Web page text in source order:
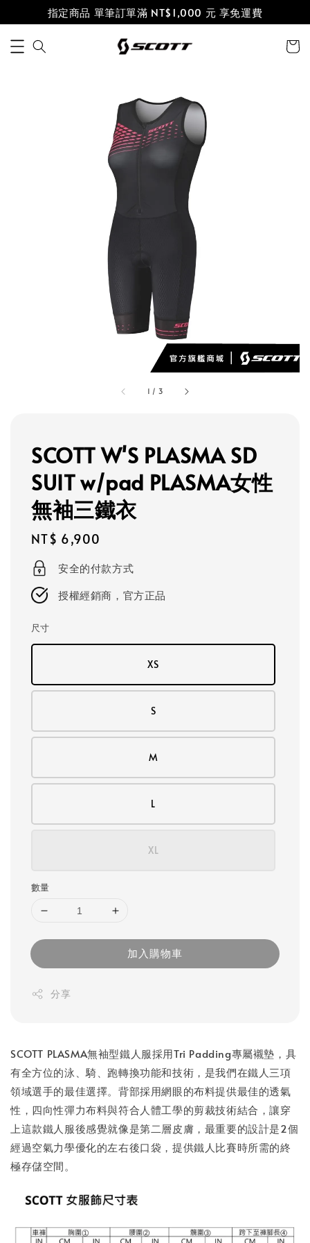
指定商品 單筆訂單滿 NT$1,000 元 享免運費
1 / 3
SCOTT W'S PLASMA SD
SUIT w/pad PLASMA女性
無袖三鐵衣
Regular
price
NT$ 6,900
安全的付款方式
授權經銷商，官方正品
尺寸
XS
S
M
L
XL
數量
加入購物車
分享
SCOTT PLASMA無袖型鐵人服採用Tri Padding專屬襯墊，具
有全方位的泳、騎、跑轉換功能和技術，是我們在鐵人三項
領域選手的最佳選擇。背部採用網眼的布料提供最佳的透氣
性，四向性彈力布料與符合人體工學的剪裁技術結合，讓穿
上這款鐵人服後感覺就像是第二層皮膚，最重要的設計是2個
經過空氣力學優化的左右後口袋，提供鐵人比賽時所需的終
極存儲空間。